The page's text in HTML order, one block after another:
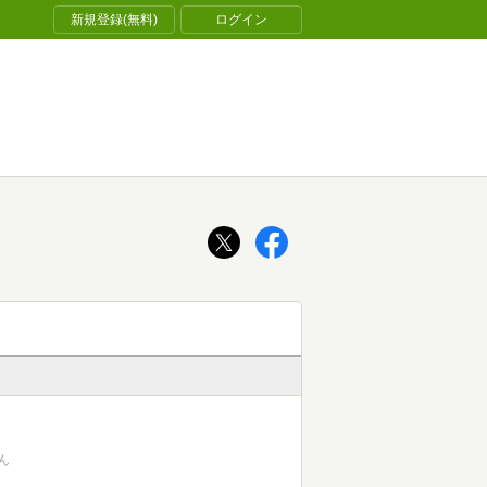
新規登録(無料) ログイン